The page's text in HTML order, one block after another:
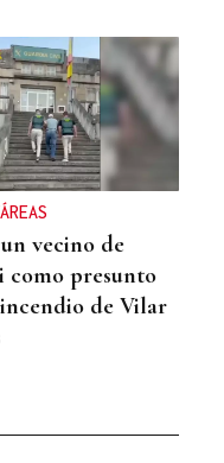
vecino de
como presunto
de Vilar